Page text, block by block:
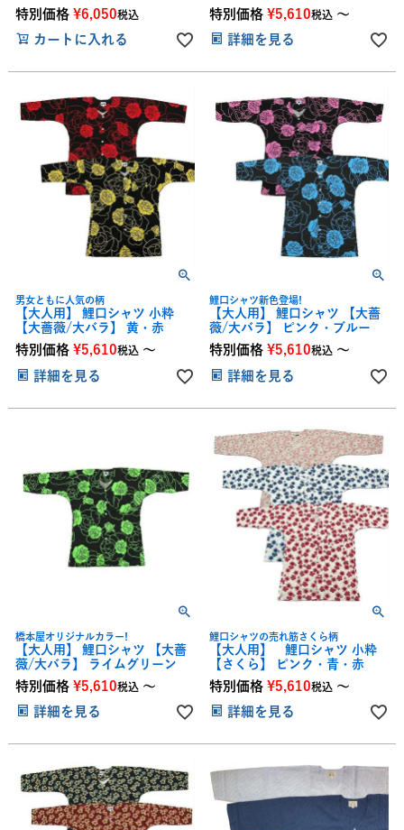
特別価格 ¥6,050税込
カートに入れる
特別価格 ¥5,610税込 〜
詳細を見る
男女ともに人気の柄
【大人用】 鯉口シャツ 小粋
【大薔薇/大バラ】 黄・赤
特別価格 ¥5,610税込 〜
詳細を見る
鯉口シャツ新色登場!
【大人用】 鯉口シャツ 【大薔
薇/大バラ】 ピンク・ブルー
特別価格 ¥5,610税込 〜
詳細を見る
橋本屋オリジナルカラー!
【大人用】 鯉口シャツ 【大薔
薇/大バラ】 ライムグリーン
特別価格 ¥5,610税込 〜
詳細を見る
鯉口シャツの売れ筋さくら柄
【大人用】 鯉口シャツ 小粋
【さくら】 ピンク・青・赤
特別価格 ¥5,610税込 〜
詳細を見る